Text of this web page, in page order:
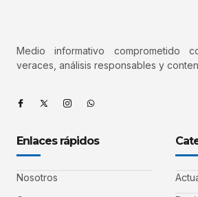
Medio informativo comprometido
veraces, análisis responsables y
Enlaces rápidos
Nosotros